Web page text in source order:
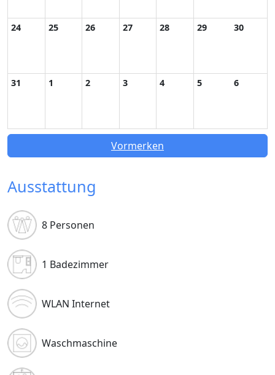
24 25 26 27 28 29 30
31 1 2 3 4 5 6
Vormerken
Ausstattung
8 Personen
1 Badezimmer
WLAN Internet
Waschmaschine